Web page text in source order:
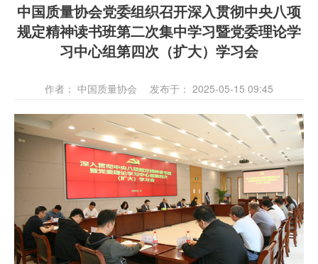
中国质量协会党委组织召开深入贯彻中央八项
规定精神读书班第二次集中学习暨党委理论学
习中心组第四次（扩大）学习会
作者： 中国质量协会 发布于： 2025-05-15 09:45